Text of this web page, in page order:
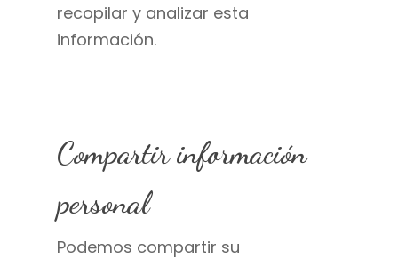
recopilar y analizar esta
información.
Compartir información
personal
Podemos compartir su